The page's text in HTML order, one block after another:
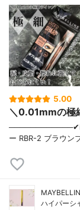
5.00
＼0.01mmの極
ー RBR-2 ブラウ
ハイパーシ